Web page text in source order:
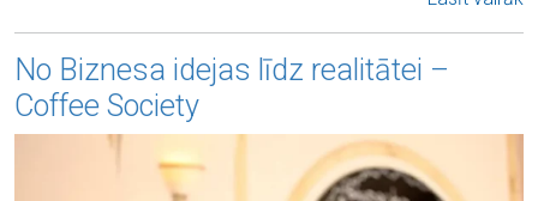
No Biznesa idejas līdz realitātei –
Coffee Society